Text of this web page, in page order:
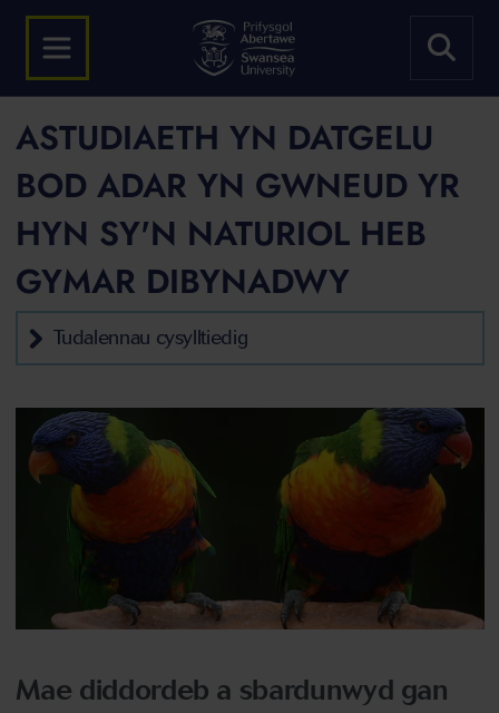
ASTUDIAETH YN DATGELU
BOD ADAR YN GWNEUD YR
HYN SY'N NATURIOL HEB
GYMAR DIBYNADWY
Tudalennau cysylltiedig
Mae diddordeb a sbardunwyd gan